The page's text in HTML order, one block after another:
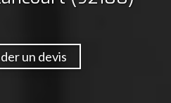
un devis